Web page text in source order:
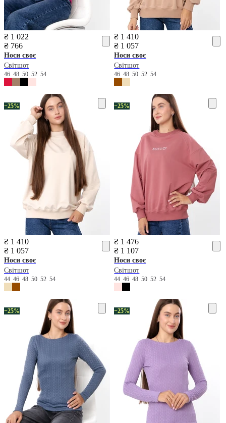
₴ 1 022
₴ 766
Носи своє
Світшот
46 48 50 52 54
₴ 1 410
₴ 1 057
Носи своє
Світшот
4648505254
−25%
₴ 1 410
₴ 1 057
Носи своє
Світшот
44 46 48 50 52 54
−25%
₴ 1 476
₴ 1 107
Носи своє
Світшот
444648505254
−25% −25%